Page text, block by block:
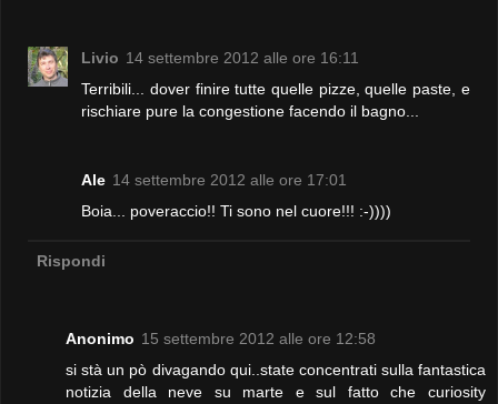
Livio 14 settembre 2012 alle ore 16:11
Terribili... dover finire tutte quelle pizze, quelle paste, e
rischiare pure la congestione facendo il bagno...
Ale 14 settembre 2012 alle ore 17:01
Boia... poveraccio!! Ti sono nel cuore!!! :-))))
Rispondi
Anonimo 15 settembre 2012 alle ore 12:58
si stà un pò divagando qui..state concentrati sulla fantastica
notizia della neve su marte e sul fatto che curiosity